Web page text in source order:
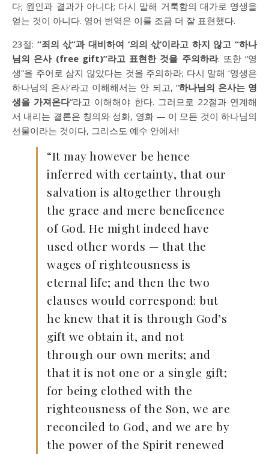
다; 원인과 결과가 아니다; 다시 말해 거룩함의 대가로 영생을
얻는 것이 아니다. 영어 번역은 이를 조금 더 잘 표현했다.
23절: “죄의 삯”과 대비하여 ‘의의 삯’이라고 하지 않고 “하나
님의 은사 (free gift)”라고 표현한 것을 주의하라. 또한 “영
생”을 주어로 삼지 않았다는 것을 주의하라; 다시 말해 ‘영생은
하나님의 은사’라고 이해해서는 안 되고, “하나님의 은사는 영
생을 가져온다“라고 이해해야 한다. 그러므로 22절과 연계해
서 내리는 결론은 칭의와 성화, 영화 — 이 모든 것이 하나님의
선물이라는 것이다, 그리스도 예수 안에서!
“It may however be hence
inferred with certainty, that our
salvation is altogether through
the grace and mere beneficence
of God. He might indeed have
used other words — that the
wages of righteousness is
eternal life; and then the two
clauses would correspond: but
he knew that it is through God’s
gift we obtain it, and not
through our own merits; and
that it is not one or a single gift;
for being clothed with the
righteousness of the Son, we are
reconciled to God, and we are by
the power of the Spirit renewed